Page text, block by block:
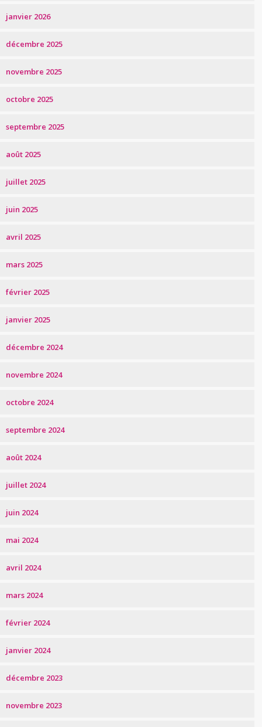
janvier 2026
décembre 2025
novembre 2025
octobre 2025
septembre 2025
août 2025
juillet 2025
juin 2025
avril 2025
mars 2025
février 2025
janvier 2025
décembre 2024
novembre 2024
octobre 2024
septembre 2024
août 2024
juillet 2024
juin 2024
mai 2024
avril 2024
mars 2024
février 2024
janvier 2024
décembre 2023
novembre 2023